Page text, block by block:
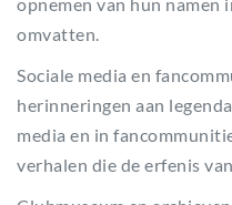
omvatten.
Sociale media en
herinneringen aan
media en in
verhalen die de erfenis